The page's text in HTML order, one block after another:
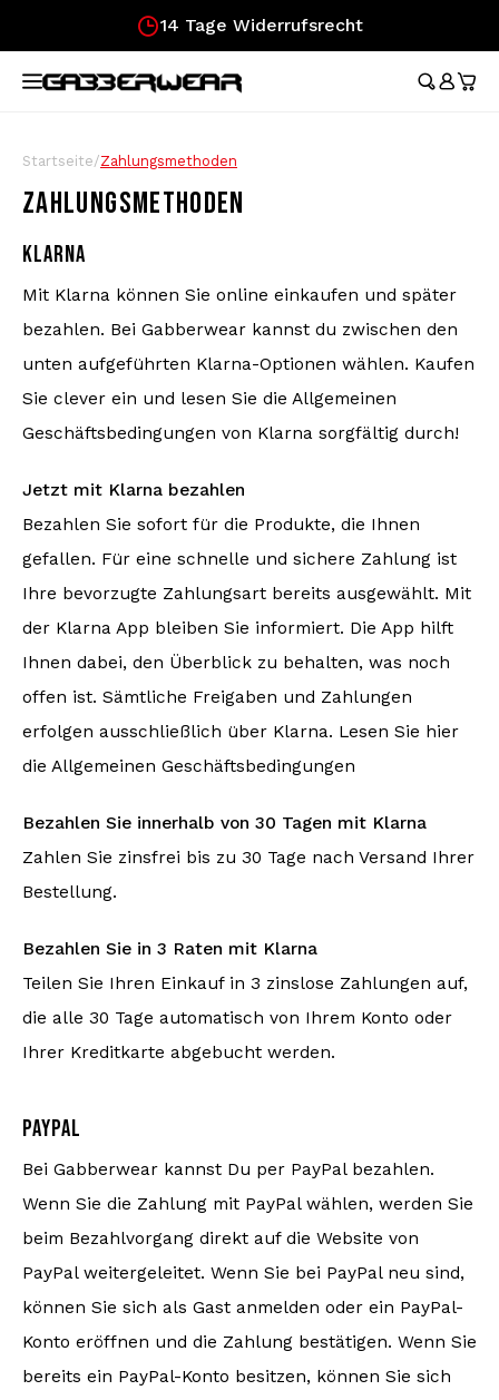
Hoofdmenu / kleidung
T-Shirts
Kurze Hose
Hosen
Longsleeves
Fußballtrikots
Bomberjacken
Poloshirts
Frauen
hosen
Militärkleidung
hosen
Strickpullover
Hoofdmenu / merchandise
Gürteltaschen
Fahne
Armbänder
Caps
Aufkleber
Sonnenbrille
Schmuck
Feuerzeuge
Mütze
Hoofdmenu
Deutsch
English
14 Tage Widerrufsrecht
Startseite/Zahlungsmethoden
ZAHLUNGSMETHODEN
KLARNA
Mit Klarna können Sie online einkaufen und später
bezahlen. Bei Gabberwear kannst du zwischen den
unten aufgeführten Klarna-Optionen wählen. Kaufen
Sie clever ein und lesen Sie die Allgemeinen
Geschäftsbedingungen von Klarna sorgfältig durch!
Jetzt mit Klarna bezahlen
Bezahlen Sie sofort für die Produkte, die Ihnen
gefallen. Für eine schnelle und sichere Zahlung ist
Ihre bevorzugte Zahlungsart bereits ausgewählt. Mit
der Klarna App bleiben Sie informiert. Die App hilft
Ihnen dabei, den Überblick zu behalten, was noch
offen ist. Sämtliche Freigaben und Zahlungen
erfolgen ausschließlich über Klarna. Lesen Sie hier
die Allgemeinen Geschäftsbedingungen
Bezahlen Sie innerhalb von 30 Tagen mit Klarna
Zahlen Sie zinsfrei bis zu 30 Tage nach Versand Ihrer
Bestellung.
Bezahlen Sie in 3 Raten mit Klarna
Teilen Sie Ihren Einkauf in 3 zinslose Zahlungen auf,
die alle 30 Tage automatisch von Ihrem Konto oder
Ihrer Kreditkarte abgebucht werden.
PAYPAL
Bei Gabberwear kannst Du per PayPal bezahlen.
Wenn Sie die Zahlung mit PayPal wählen, werden Sie
beim Bezahlvorgang direkt auf die Website von
PayPal weitergeleitet. Wenn Sie bei PayPal neu sind,
können Sie sich als Gast anmelden oder ein PayPal-
Konto eröffnen und die Zahlung bestätigen. Wenn Sie
bereits ein PayPal-Konto besitzen, können Sie sich